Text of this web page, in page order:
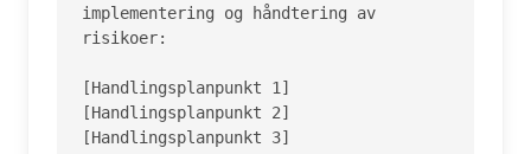
implementering og håndtering av
risikoer:
[Handlingsplanpunkt 1]
[Handlingsplanpunkt 2]
[Handlingsplanpunkt 3]